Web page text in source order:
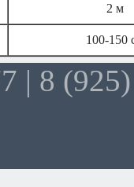
2 м
100-150
| 8